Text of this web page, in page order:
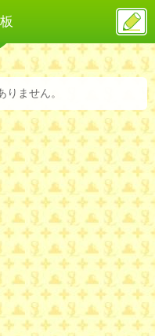
ス
投
稿
キングません。